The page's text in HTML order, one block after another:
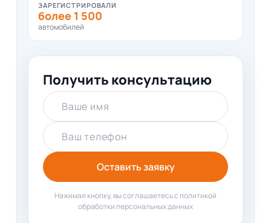
ЗАРЕГИСТРИРОВАЛИ
более 1 500
автомобилей
Получить консультацию
Ваше имя
Ваш телефон
Оставить заявку
Нажимая кнопку, вы соглашаетесь с политикой
обработки персональных данных